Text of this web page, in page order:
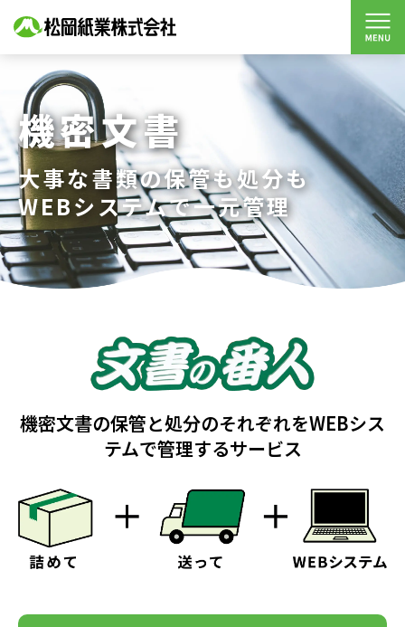
機密文書
大事な書類の保管も処分も
WEBシステムで一元管理
機密文書の保管と処分のそれぞれをWEBシス
テムで管理するサービス